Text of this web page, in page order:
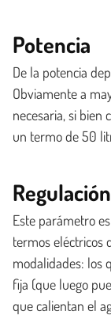
Potencia
De la potencia
Obviamente a
necesaria, si bien
un termo de 50
Este parámetro
termos eléctricos
modalidades: los
fija (que luego
que calientan el